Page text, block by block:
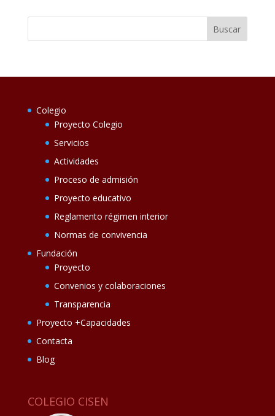
Colegio
Proyecto Colegio
Servicios
Actividades
Proceso de admisión
Proyecto educativo
Reglamento régimen interior
Normas de convivencia
Fundación
Proyecto
Convenios y colaboraciones
Transparencia
Proyecto +Capacidades
Contacta
Blog
COLEGIO CISEN